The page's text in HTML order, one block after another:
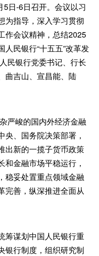
日-6日召开。会议以习
为指导，深入学习贯彻
作会议精神，总结2025
民银行“十五五”改革发
民银行党委书记、行长
曲吉山、宣昌能、陆
严峻的国内外经济金融
、国务院决策部署，
出新的一揽子货币政策
金融市场平稳运行，
稳妥处置重点领域金融
完善，纵深推进全面从
筹谋划中国人民银行重
银行制度，组织研究制